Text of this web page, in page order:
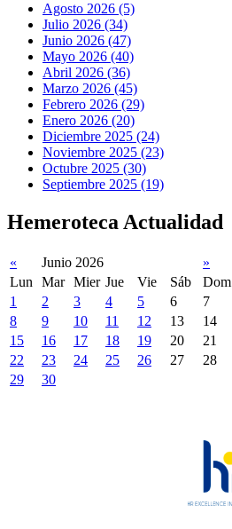
Agosto 2026 (5)
Julio 2026 (34)
Junio 2026 (47)
Mayo 2026 (40)
Abril 2026 (36)
Marzo 2026 (45)
Febrero 2026 (29)
Enero 2026 (20)
Diciembre 2025 (24)
Noviembre 2025 (23)
Octubre 2025 (30)
Septiembre 2025 (19)
Hemeroteca Actualidad
« Junio 2026
»
Lun
Mar Mier Jue Vie Sáb
Dom
1
2 3 4 5 6
7
8
9 10 11 12 13
14
15
16 17 18 19 20
21
22
23 24 25 26 27
28
29
30